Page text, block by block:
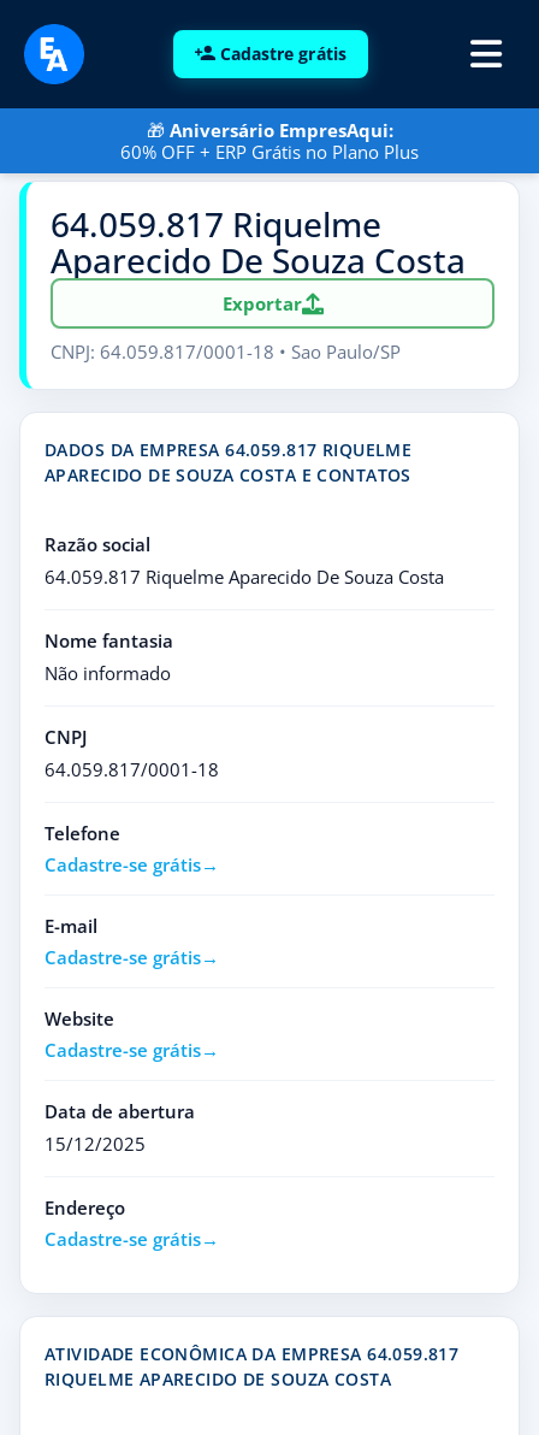
Cadastre grátis
🎁 Aniversário EmpresAqui:
60% OFF + ERP Grátis no Plano Plus
64.059.817 Riquelme
Aparecido De Souza Costa
Exportar
CNPJ: 64.059.817/0001-18 • Sao Paulo/SP
DADOS DA EMPRESA 64.059.817 RIQUELME
APARECIDO DE SOUZA COSTA E CONTATOS
Razão social
64.059.817 Riquelme Aparecido De Souza Costa
Nome fantasia
Não informado
CNPJ
64.059.817/0001-18
Telefone
Cadastre-se grátis
E-mail
Cadastre-se grátis
Website
Cadastre-se grátis
Data de abertura
15/12/2025
Endereço
Cadastre-se grátis
ATIVIDADE ECONÔMICA DA EMPRESA 64.059.817
RIQUELME APARECIDO DE SOUZA COSTA